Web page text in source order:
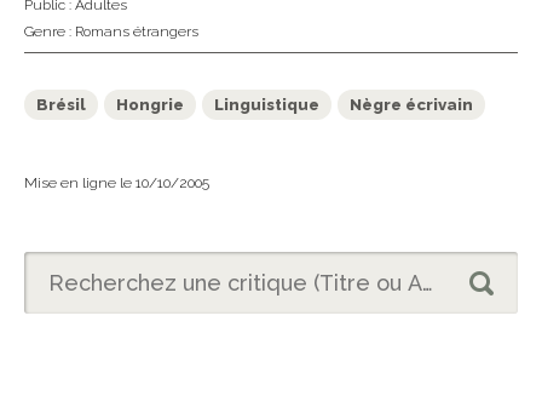
Public : Adultes
Genre : Romans étrangers
Brésil Hongrie Linguistique Nègre écrivain
Mise en ligne le 10/10/2005